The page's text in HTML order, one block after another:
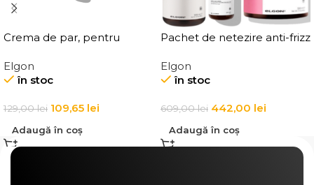
Crema de par, pentru
Affixx 83 Curl Creator
Cream
Elgon
în stoc
129,00lei 109,65 lei
Adaugă în coș
Pachet de netezire anti-frizz
sampon 1000 ml, masca
500 ml si spray Elgon Yes
Elgon
în stoc
609,00lei 442,00 lei
Adaugă în coș